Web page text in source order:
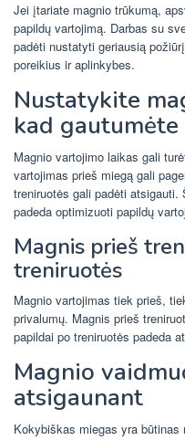
Jei įtariate magnio trūkumą,
papildų vartojimą. Darbas su
padėti nustatyti geriausią
poreikius ir aplinkybes.
Nustatykite
kad
Magnio vartojimo laikas gali
vartojimas prieš miegą gali
treniruotės gali padėti
padeda optimizuoti papildų
Magnis prieš
treniruotės
Magnio vartojimas tiek prieš,
privalumų. Magnis prieš
papildai po treniruotės padeda
Magnio
atsigaunant
Kokybiškas miegas yra